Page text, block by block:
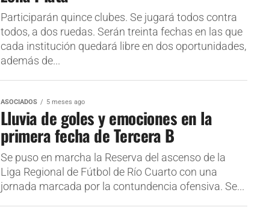
Participarán quince clubes. Se jugará todos contra
todos, a dos ruedas. Serán treinta fechas en las que
cada institución quedará libre en dos oportunidades,
además de...
ASOCIADOS 5 meses ago
Lluvia de goles y emociones en la
primera fecha de Tercera B
Se puso en marcha la Reserva del ascenso de la
Liga Regional de Fútbol de Río Cuarto con una
jornada marcada por la contundencia ofensiva. Se...